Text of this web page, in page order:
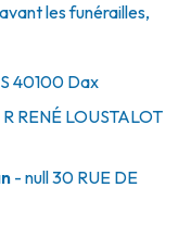
les funérailles,
40100 Dax
RENÉ LOUSTALOT
- null30 RUE DE